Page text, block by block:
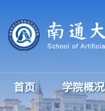
首页 学院概况